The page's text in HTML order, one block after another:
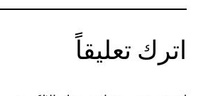
اترك تعليقاً